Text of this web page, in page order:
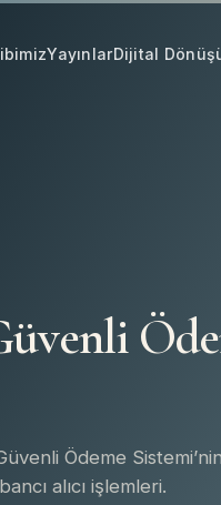
YayınlarDijital
Ödeme
alıcı işlemleri.